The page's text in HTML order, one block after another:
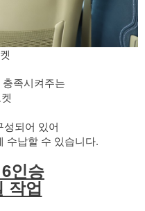
족시켜주는
성되어 있어
수납할 수 있습니다.
인승
작업